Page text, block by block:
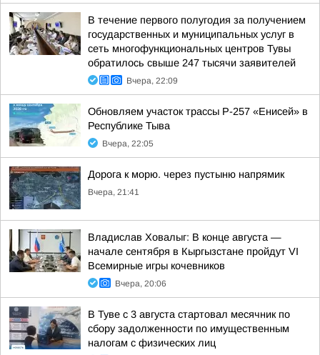
В течение первого полугодия за получением
государственных и муниципальных услуг в
сеть многофункциональных центров Тувы
обратилось свыше 247 тысячи заявителей
Вчера, 22:09
Обновляем участок трассы Р-257 «Енисей» в
Республике Тыва
Вчера, 22:05
Дорога к морю. через пустыню напрямик
Вчера, 21:41
Владислав Ховалыг: В конце августа —
начале сентября в Кыргызстане пройдут VI
Всемирные игры кочевников
Вчера, 20:06
В Туве с 3 августа стартовал месячник по
сбору задолженности по имущественным
налогам с физических лиц